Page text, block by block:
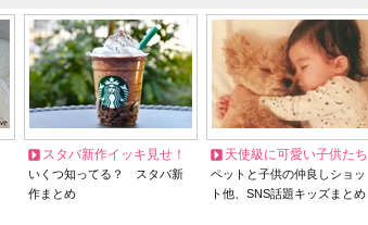
スタバ新作イッキ見せ！
いくつ知ってる？ スタバ新
作まとめ
天使級に可愛い子供たち
ペットと子供の仲良しショッ
ト他、SNS話題キッズまとめ